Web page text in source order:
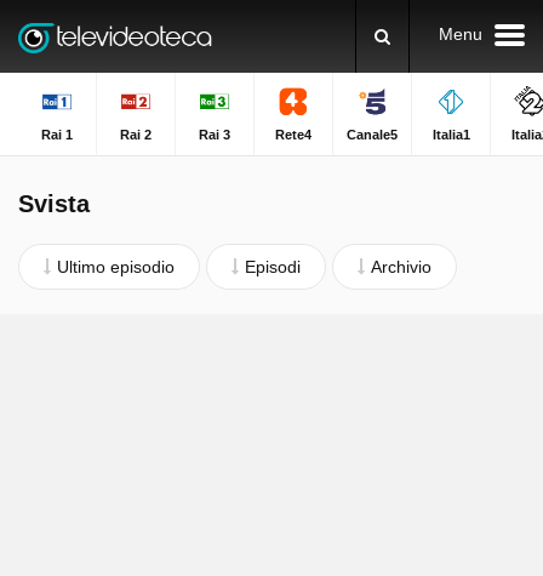
Menu
Rai 1 Rai 2 Rai 3 Rete4 Canale5 Italia1
Svista
Ultimo episodio Episodi Archivio